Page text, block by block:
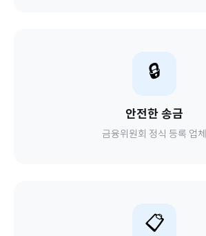
🔒
안전한 송금
금융위원회 정식 등록 업체
📋